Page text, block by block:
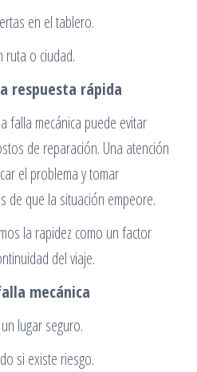
en el tablero.
ruta o ciudad.
respuesta rápida
falla mecánica puede evitar
de reparación. Una atención
el problema y tomar
de que la situación empeore.
la rapidez como un factor
del viaje.
mecánica
lugar seguro.
si existe riesgo.